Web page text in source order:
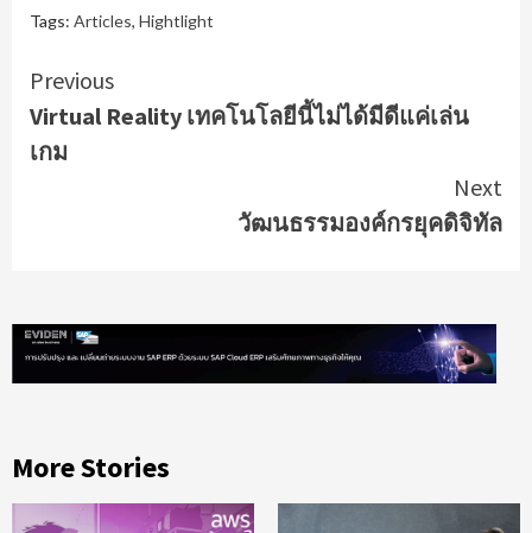
Tags: Articles, Hightlight
Continue
Reading
Previous
Virtual Reality เทคโนโลยีนี้ไม่ได้มีดีแค่เล่น
เกม
Next
วัฒนธรรมองค์กรยุคดิจิทัล
More Stories